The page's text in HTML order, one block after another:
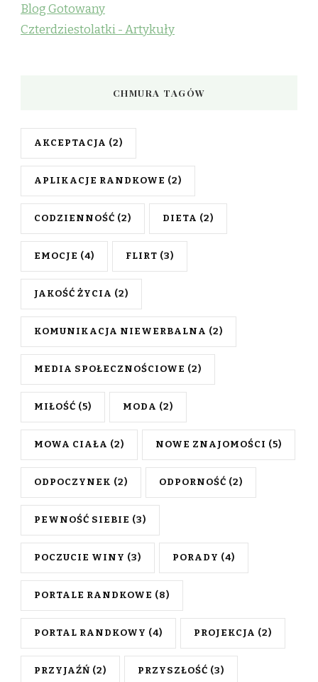
Blog Gotowany
Czterdziestolatki - Artykuły
CHMURA TAGÓW
AKCEPTACJA (2)
APLIKACJE RANDKOWE (2)
CODZIENNOŚĆ (2) DIETA (2)
EMOCJE (4) FLIRT (3)
JAKOŚĆ ŻYCIA (2)
KOMUNIKACJA NIEWERBALNA (2)
MEDIA SPOŁECZNOŚCIOWE (2)
MIŁOŚĆ (5) MODA (2)
MOWA CIAŁA (2) NOWE ZNAJOMOŚCI (5)
ODPOCZYNEK (2) ODPORNOŚĆ (2)
PEWNOŚĆ SIEBIE (3)
POCZUCIE WINY (3) PORADY (4)
PORTALE RANDKOWE (8)
PORTAL RANDKOWY (4) PROJEKCJA (2)
PRZYJAŹŃ (2) PRZYSZŁOŚĆ (3)